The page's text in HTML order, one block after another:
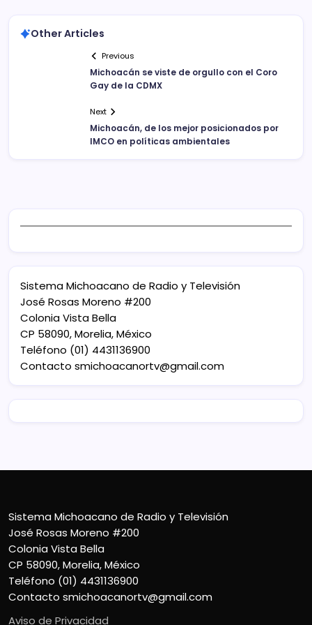
Other Articles
Previous
Michoacán se viste de orgullo con el Coro
Gay de la CDMX
Next
Michoacán, de los mejor posicionados por
IMCO en políticas ambientales
Sistema Michoacano de Radio y Televisión
José Rosas Moreno #200
Colonia Vista Bella
CP 58090, Morelia, México
Teléfono (01) 4431136900
Contacto smichoacanortv@gmail.com
Sistema Michoacano de Radio y Televisión
José Rosas Moreno #200
Colonia Vista Bella
CP 58090, Morelia, México
Teléfono (01) 4431136900
Contacto smichoacanortv@gmail.com
Aviso de Privacidad